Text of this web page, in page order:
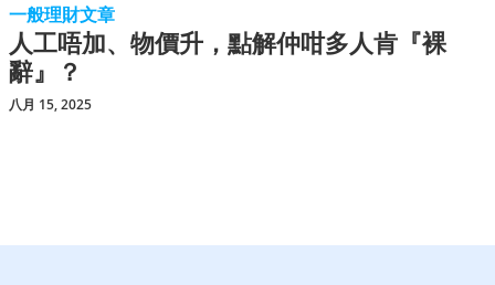
一般理財文章
人工唔加、物價升，點解仲咁多人肯『裸
辭』？
八月 15, 2025